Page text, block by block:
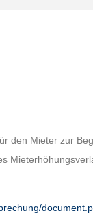
den Mieter zur